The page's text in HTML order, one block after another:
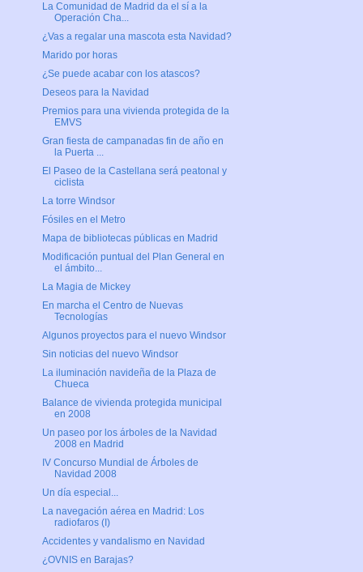
La Comunidad de Madrid da el sí a la
Operación Cha...
¿Vas a regalar una mascota esta Navidad?
Marido por horas
¿Se puede acabar con los atascos?
Deseos para la Navidad
Premios para una vivienda protegida de la
EMVS
Gran fiesta de campanadas fin de año en
la Puerta ...
El Paseo de la Castellana será peatonal y
ciclista
La torre Windsor
Fósiles en el Metro
Mapa de bibliotecas públicas en Madrid
Modificación puntual del Plan General en
el ámbito...
La Magia de Mickey
En marcha el Centro de Nuevas
Tecnologías
Algunos proyectos para el nuevo Windsor
Sin noticias del nuevo Windsor
La iluminación navideña de la Plaza de
Chueca
Balance de vivienda protegida municipal
en 2008
Un paseo por los árboles de la Navidad
2008 en Madrid
IV Concurso Mundial de Árboles de
Navidad 2008
Un día especial...
La navegación aérea en Madrid: Los
radiofaros (I)
Accidentes y vandalismo en Navidad
¿OVNIS en Barajas?